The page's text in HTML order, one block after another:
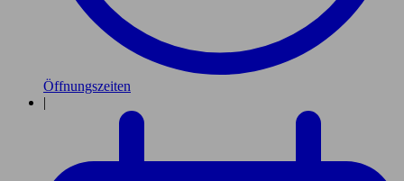
Öffnungszeiten
|